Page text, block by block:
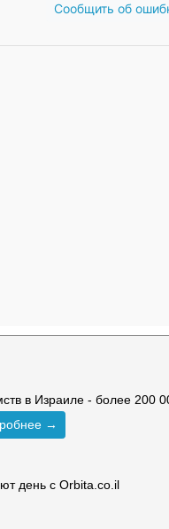
Сообщить об
в Израиле - более 200
→
день с Orbita.co.il